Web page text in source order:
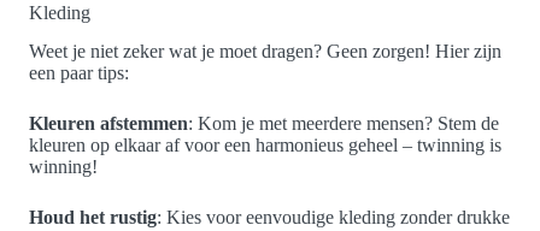
Kleding
Weet je niet zeker wat je moet dragen? Geen zorgen! Hier zijn
een paar tips:
Kleuren afstemmen: Kom je met meerdere mensen? Stem de
kleuren op elkaar af voor een harmonieus geheel – twinning is
winning!
Houd het rustig: Kies voor eenvoudige kleding zonder drukke